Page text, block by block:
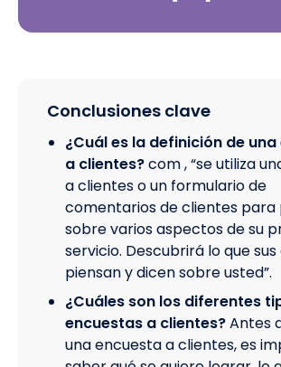
Conclusiones clave
¿Cuál es la definición de
a clientes?com , “se utiliza
a clientes o un formulario de
comentarios de clientes
sobre varios aspectos de su
servicio. Descubrirá lo que
piensan y dicen sobre usted”.
¿Cuáles son los diferentes
encuestas a clientes?Antes
una encuesta a clientes, es